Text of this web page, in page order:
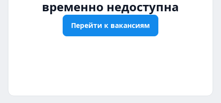
временно недоступна
Перейти к вакансиям